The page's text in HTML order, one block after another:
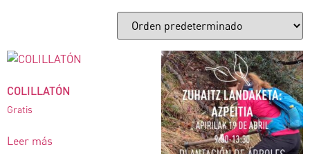
COLILLATÓN
Gratis
Leer más